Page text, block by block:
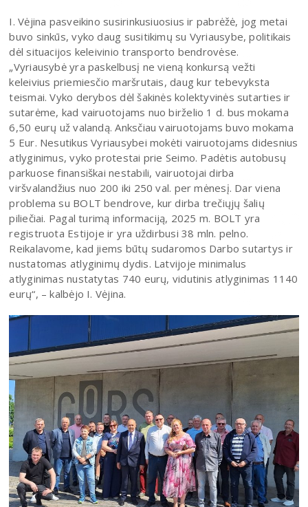
I. Vėjina pasveikino susirinkusiuosius ir pabrėžė, jog metai
buvo sinkūs, vyko daug susitikimų su Vyriausybe, politikais
dėl situacijos keleivinio transporto bendrovėse.
„Vyriausybė yra paskelbusį ne vieną konkursą vežti
keleivius priemiesčio maršrutais, daug kur tebevyksta
teismai. Vyko derybos dėl šakinės kolektyvinės sutarties ir
sutarėme, kad vairuotojams nuo birželio 1 d. bus mokama
6,50 eurų už valandą. Anksčiau vairuotojams buvo mokama
5 Eur. Nesutikus Vyriausybei mokėti vairuotojams didesnius
atlyginimus, vyko protestai prie Seimo. Padėtis autobusų
parkuose finansiškai nestabili, vairuotojai dirba
viršvalandžius nuo 200 iki 250 val. per mėnesį. Dar viena
problema su BOLT bendrove, kur dirba trečiųjų šalių
piliečiai. Pagal turimą informaciją, 2025 m. BOLT yra
registruota Estijoje ir yra uždirbusi 38 mln. pelno.
Reikalavome, kad jiems būtų sudaromos Darbo sutartys ir
nustatomas atlyginimų dydis. Latvijoje minimalus
atlyginimas nustatytas 740 eurų, vidutinis atlyginimas 1140
eurų“, – kalbėjo I. Vėjina.